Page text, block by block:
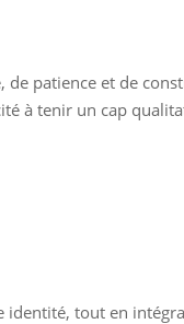
patience et de
à tenir un cap
identité, tout en